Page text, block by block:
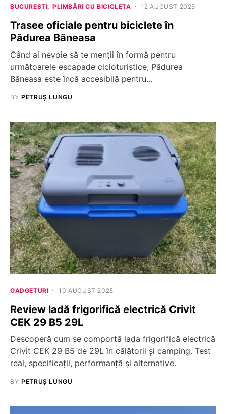
BUCURESTI PLIMBĂRI CU BICICLETA 12 AUGUST 2025
Trasee oficiale pentru biciclete în
Pădurea Băneasa
Când ai nevoie să te menții în formă pentru
următoarele escapade cicloturistice, Pădurea
Băneasa este încă accesibilă pentru…
BY PETRUȘ LUNGU
GADGETURI 10 AUGUST 2025
Review ladă frigorifică electrică Crivit
CEK 29 B5 29L
Descoperă cum se comportă lada frigorifică electrică
Crivit CEK 29 B5 de 29L în călătorii și camping. Test
real, specificații, performanță și alternative.
BY PETRUȘ LUNGU